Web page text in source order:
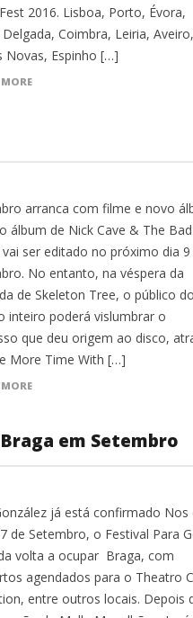
2016. Lisboa, Porto, Évora,
Coimbra, Leiria, Aveiro,
Novas, Espinho […]
arranca com filme e novo
álbum de Nick Cave & The Bad
vai ser editado no próximo dia 9
No entanto, na véspera da
de Skeleton Tree, o público do
inteiro poderá vislumbrar o
que deu origem ao disco,
More Time With […]
em Setembro
já está confirmado Nos
de Setembro, o Festival Para
volta a ocupar Braga, com
agendados para o Theatro
entre outros locais. Depois